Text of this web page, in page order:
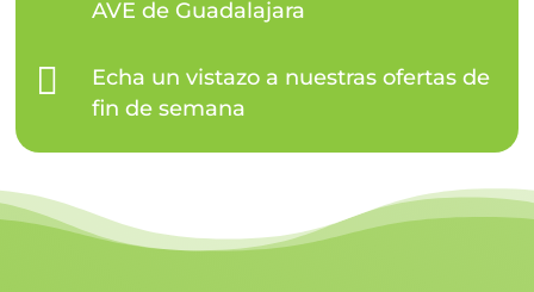
AVE de Guadalajara

Echa un vistazo a nuestras ofertas de
fin de semana